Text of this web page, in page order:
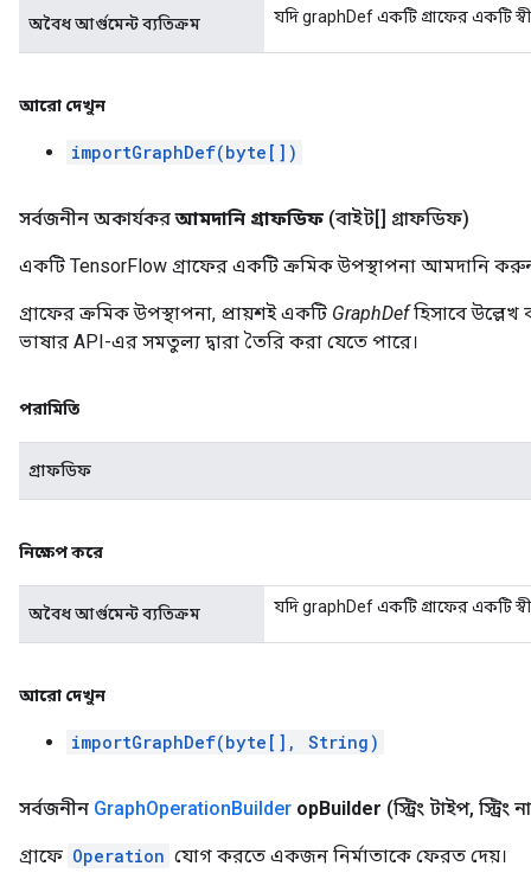
অবৈধ আর্গুমেন্ট ব্যতিক্রম যদি graphDef একটি গ্রাফের একটি
আরো দেখুন
importGraphDef(byte[])
সর্বজনীন অকার্যকর আমদানি গ্রাফডিফ (বাইট[] গ্রাফডিফ)
একটি TensorFlow গ্রাফের একটি ক্রমিক উপস্থাপনা আমদানি
গ্রাফের ক্রমিক উপস্থাপনা, প্রায়শই একটি GraphDefহিসাবে
ভাষার API-এর সমতুল্য দ্বারা তৈরি করা যেতে পারে।
পরামিতি
গ্রাফডিফ
নিক্ষেপ করে
অবৈধ আর্গুমেন্ট ব্যতিক্রম যদি graphDef একটি গ্রাফের একটি
আরো দেখুন
importGraphDef(byte[], String)
সর্বজনীন GraphOperationBuilder opBuilder (স্ট্রিং টাইপ, স্ট্রিং
গ্রাফে Operation যোগ করতে একজন নির্মাতাকে ফেরত দেয়।